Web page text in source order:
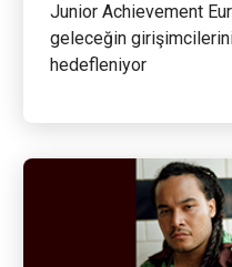
Junior Achievement
geleceğin
hedefleniyor